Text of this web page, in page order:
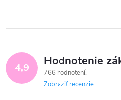
4,9 Hodnotenie
766 hodnotení
Zobraziť recenzie